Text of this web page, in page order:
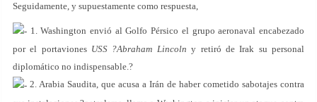
Seguidamente, y supuestamente como respuesta,
1. Washington envió al Golfo Pérsico el grupo aeronaval encabezado
por el portaviones USS ?Abraham Lincoln y retiró de Irak su personal
diplomático no indispensable.?
2. Arabia Saudita, que acusa a Irán de haber cometido sabotajes contra